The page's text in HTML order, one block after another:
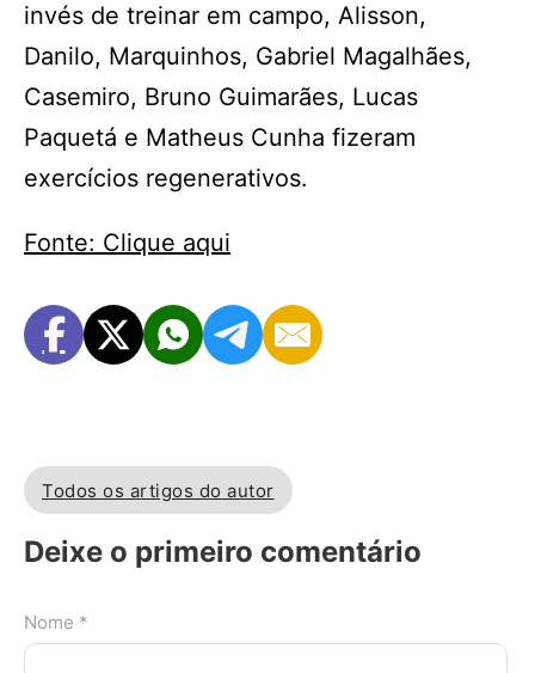
invés de treinar em campo, Alisson,
Danilo, Marquinhos, Gabriel Magalhães,
Casemiro, Bruno Guimarães, Lucas
Paquetá e Matheus Cunha fizeram
exercícios regenerativos.
Fonte: Clique aqui
Todos os artigos do autor
Deixe o primeiro comentário
Nome *